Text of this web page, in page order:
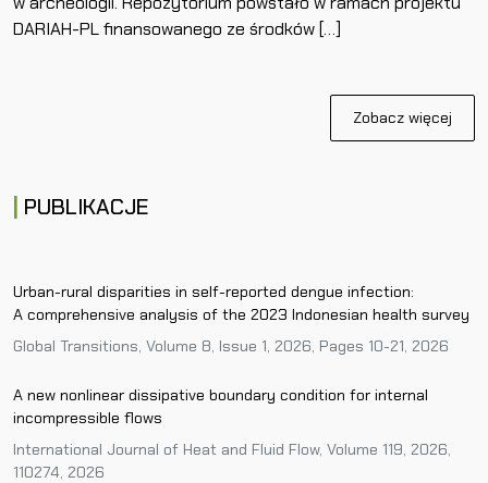
DARIAH-PL finansowanego ze środków […]
Zobacz więcej
PUBLIKACJE
Urban-rural disparities in self-reported dengue infection:
A comprehensive analysis of the 2023 Indonesian health survey
Global Transitions, Volume 8, Issue 1, 2026, Pages 10-21, 2026
A new nonlinear dissipative boundary condition for internal
incompressible flows
International Journal of Heat and Fluid Flow, Volume 119, 2026,
110274, 2026